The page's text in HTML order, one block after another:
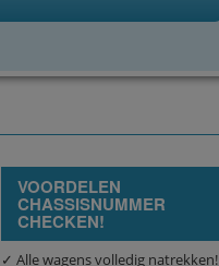
VOORDELEN
CHASSISNUMMER
CHECKEN!
✓ Alle wagens volledig natrekken!